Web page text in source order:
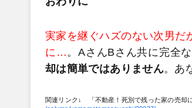
実家を継ぐハズのない次男だ
に…。AさんBさん共に完全
却は簡単ではありません。あ
関連リンク↓ 「不動産！死別で残った家の売却に